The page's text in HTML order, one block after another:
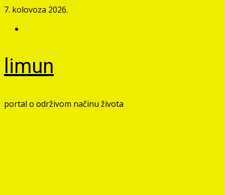
Skip
content
7. kolovoza 2026.
limun
portal o održivom načinu života